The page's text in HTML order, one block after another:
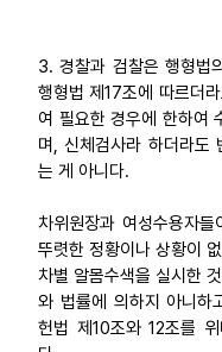
3. 경찰과 검찰은 행형법
행형법 제17조에 따르더
여 필요한 경우에 한하여
며, 신체검사라 하더라도
는 게 아니다.
차위원장과 여성수용자
뚜렷한 정황이나 상황이
차별 알몸수색을 실시한
와 법률에 의하지 아니하
헌법 제10조와 12조를